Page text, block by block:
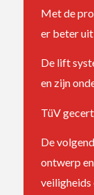
Met de
er beter
De lift
en zijn
TüV
De
ontwerp
veiligheids